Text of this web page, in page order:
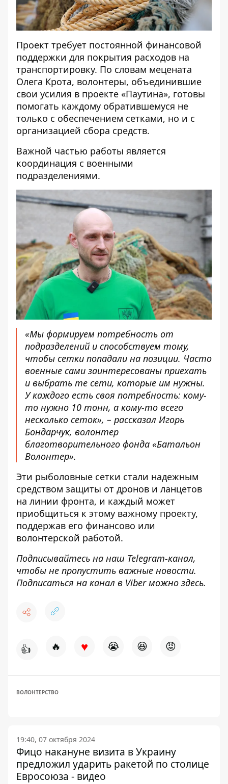
Проект требует постоянной финансовой
поддержки для покрытия расходов на
транспортировку. По словам мецената
Олега Крота, волонтеры, объединившие
свои усилия в проекте «Паутина», готовы
помогать каждому обратившемуся не
только с обеспечением сетками, но и с
организацией сбора средств.
Важной частью работы является
координация с военными
подразделениями.
«Мы формируем потребность от
подразделений и способствуем тому,
чтобы сетки попадали на позиции. Часто
военные сами заинтересованы приехать
и выбрать те сети, которые им нужны.
У каждого есть своя потребность: кому-
то нужно 10 тонн, а кому-то всего
несколько сеток», – рассказал Игорь
Бондарчук, волонтер
благотворительного фонда «Батальон
Волонтер».
Эти рыболовные сетки стали надежным
средством защиты от дронов и ланцетов
на линии фронта, и каждый может
приобщиться к этому важному проекту,
поддержав его финансово или
волонтерской работой.
Подписывайтесь на наш Telegram-канал,
чтобы не пропустить важные новости.
Подписаться на канал в Viber можно здесь.
👍 🔥 ♥ 😭 😆 😡
ВОЛОНТЕРСТВО
19:40, 07 октября 2024
Фицо накануне визита в Украину
предложил ударить ракетой по столице
Евросоюза - видео